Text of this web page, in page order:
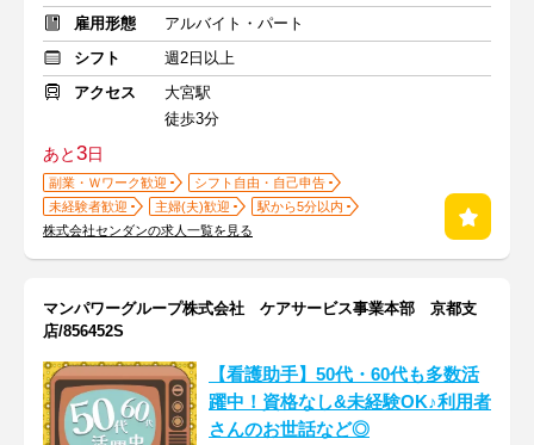
雇用形態
アルバイト・パート
シフト
週2日以上
アクセス
大宮駅
徒歩3分
あと3日
副業・Ｗワーク歓迎
シフト自由・自己申告
未経験者歓迎
主婦(夫)歓迎
駅から5分以内
株式会社センダンの求人一覧を見る
マンパワーグループ株式会社 ケアサービス事業本部 京都支
店/856452S
【看護助手】50代・60代も多数活
躍中！資格なし&未経験OK♪利用者
さんのお世話など◎